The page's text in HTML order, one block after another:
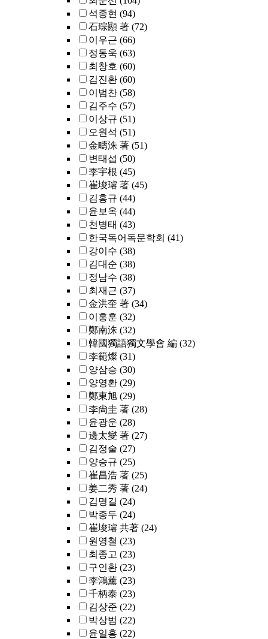
석종현 (94)
石琮顯 著 (72)
이우근 (66)
정동욱 (63)
최창호 (60)
김진환 (60)
이범찬 (58)
김주수 (57)
이상규 (51)
오원석 (51)
金疇洙 著 (51)
변태섭 (50)
李宇根 (45)
崔埈璿 著 (45)
김홍규 (44)
윤보옥 (44)
천병태 (43)
한국독어독문학회 (41)
강이수 (38)
김대순 (38)
정남수 (38)
최재근 (37)
金洪奎 著 (34)
이홍훈 (32)
鄭南洙 (32)
韓國獨語獨文學會 編 (32)
李範燦 (31)
양삼승 (30)
양영환 (29)
鄭東旭 (29)
李尙圭 著 (28)
윤광운 (28)
邊太燮 著 (27)
김정술 (27)
양승규 (25)
崔昌浩 著 (25)
姜二秀 著 (24)
김명길 (24)
박종두 (24)
崔埈璿 共著 (24)
원영철 (23)
최종고 (23)
구인환 (23)
李鴻薰 (23)
千柄泰 (23)
김상준 (22)
박상범 (22)
윤일홍 (22)